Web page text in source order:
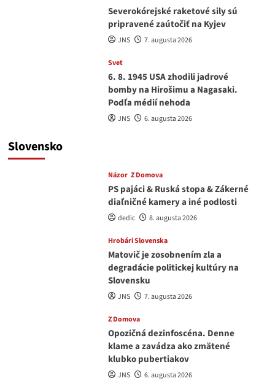
Severokórejské raketové sily sú
pripravené zaútočiť na Kyjev
JNS 7. augusta 2026
Svet
6. 8. 1945 USA zhodili jadrové
bomby na Hirošimu a Nagasaki.
Podľa médií nehoda
JNS 6. augusta 2026
Slovensko
Názor Z Domova
PS pajáci & Ruská stopa & Zákerné
diaľničné kamery a iné podlosti
dedic 8. augusta 2026
Hrobári Slovenska
Matovič je zosobnením zla a
degradácie politickej kultúry na
Slovensku
JNS 7. augusta 2026
Z Domova
Opozičná dezinfoscéna. Denne
klame a zavádza ako zmätené
klubko pubertiakov
JNS 6. augusta 2026